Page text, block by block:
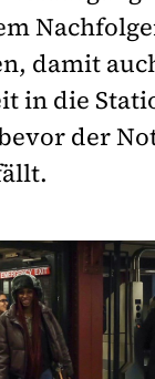
damit
in die
der